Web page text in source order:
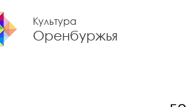
Культура
Оренбуржья